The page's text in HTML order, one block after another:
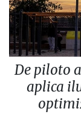
De piloto
aplica